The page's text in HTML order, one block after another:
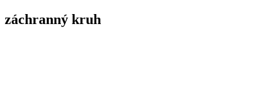
záchranný kruh